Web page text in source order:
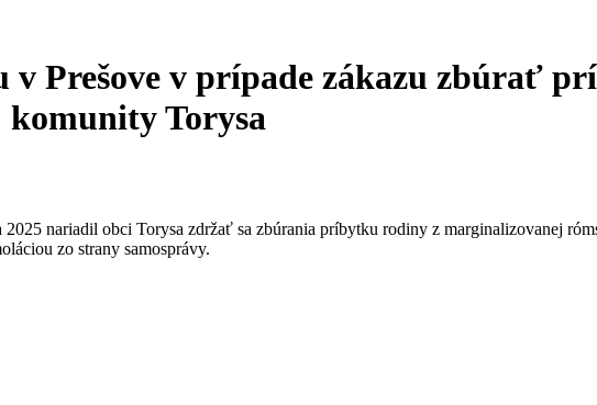
v Prešove v prípade zákazu zbúrať
Torysa
2025 nariadil obci Torysa zdržať sa zbúrania príbytku rodiny z marginalizovanej
zo strany samosprávy.